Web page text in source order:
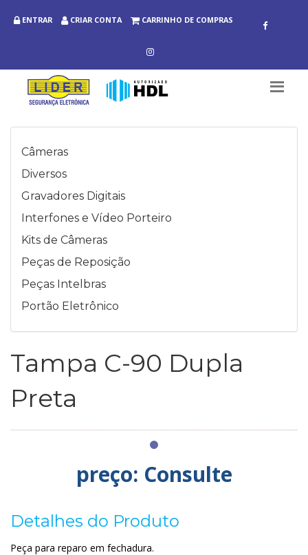
ENTRAR CRIAR CONTA CARRINHO DE COMPRAS
Câmeras
Diversos
Gravadores Digitais
Interfones e Vídeo Porteiro
Kits de Câmeras
Peças de Reposição
Peças Intelbras
Portão Eletrônico
Tampa C-90 Dupla
Preta
preço: Consulte
Detalhes do Produto
Peça para reparo em fechadura.